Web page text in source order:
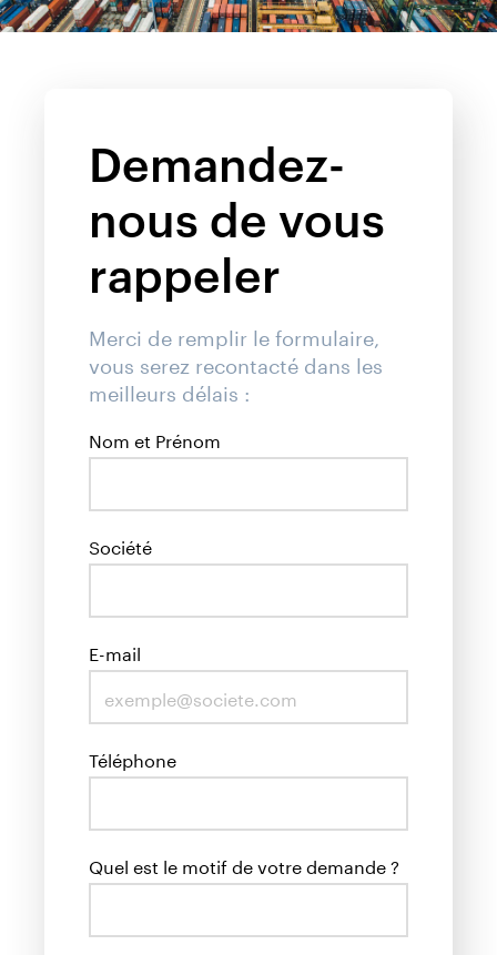
Demandez-
nous de vous
rappeler
Merci de remplir le formulaire,
vous serez recontacté dans les
meilleurs délais :
Nom et Prénom
Société
E-mail
Téléphone
Quel est le motif de votre demande ?